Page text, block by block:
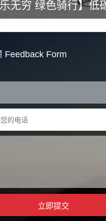
乐无穷 绿色骑行】低
建
Feedback Form